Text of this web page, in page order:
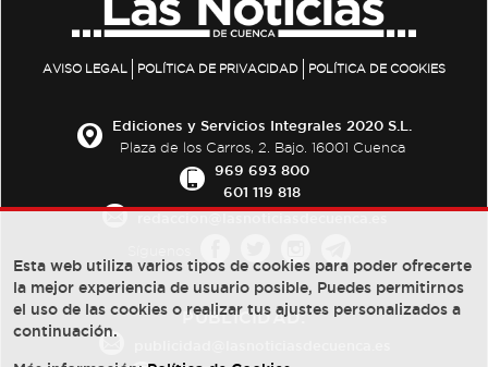
AVISO LEGAL POLÍTICA DE PRIVACIDAD POLÍTICA DE COOKIES
Ediciones y Servicios Integrales 2020 S.L.
Plaza de los Carros, 2. Bajo. 16001 Cuenca
969 693 800
601 119 818
PUBLICIDAD:
Esta web utiliza varios tipos de cookies para poder ofrecerte
la mejor experiencia de usuario posible, Puedes permitirnos
el uso de las cookies o realizar tus ajustes personalizados a
continuación.